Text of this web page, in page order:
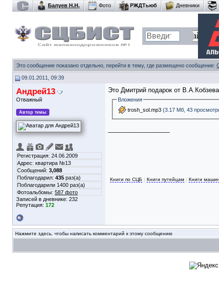
Балуев Н.Н. Фото РЖДТьюб Дневники
Это сообщение показано отдельно, перейти в тему, где размещено сообщение:
09.01.2011, 09:39
Андрей13
Отважный
Автор темы
Регистрация: 24.06.2009
Адрес: квартира №13
Сообщений: 3,088
Поблагодарил: 435 раз(а)
Поблагодарили 1400 раз(а)
Фотоальбомы: 587 фото
Записей в дневнике: 232
Репутация: 172
Это Дмитрий подарок от В.А.Кобзева
Вложения
trosh_sol.mp3 (3.17 Мб, 43
Книги по СЦБ | Книги путейцам| Книги
Нажмите здесь, чтобы написать комментарий к этому сообщению